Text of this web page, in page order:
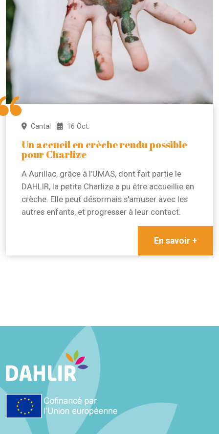
Cantal 16 Oct.
Un accueil en crèche rendu possible
pour Charlize
A Aurillac, grâce à l'UMAS, dont fait partie le
DAHLIR, la petite Charlize a pu être accueillie en
crèche. Elle peut désormais s'amuser avec les
autres enfants, et progresser à leur contact.
En savoir +